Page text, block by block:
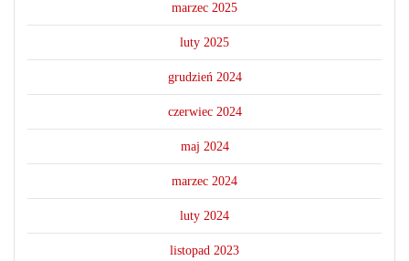
marzec 2025
luty 2025
grudzień 2024
czerwiec 2024
maj 2024
marzec 2024
luty 2024
listopad 2023